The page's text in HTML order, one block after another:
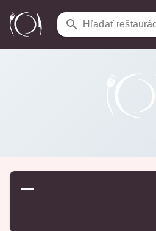
Hľadať
Reštaurácie /
—